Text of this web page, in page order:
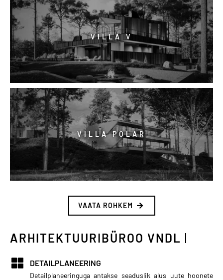
VILLA V
VILLA POLAR
VAATA ROHKEM
ARHITEKTUURIBÜROO VNDL
DETAILPLANEERING
Detailplaneeringuga antakse seaduslik alus uute hoonete